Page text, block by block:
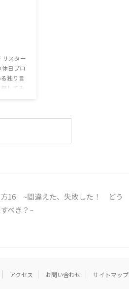
のた
...
リスター
休日プロ
独り言
してみ
ちは、
さずに
16 ~間違えた、失敗した！ どう
べき？~
アクセス お問い合わせ サイトマップ